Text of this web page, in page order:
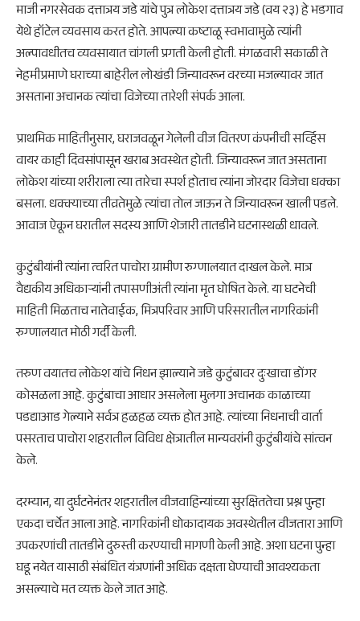
माजी नगरसेवक दत्तात्रय जडे यांचे पुत्र लोकेश दत्तात्रय जडे (वय २३) हे भडगाव
येथे हॉटेल व्यवसाय करत होते. आपल्या कष्टाळू स्वभावामुळे त्यांनी
अल्पावधीतच व्यवसायात चांगली प्रगती केली होती. मंगळवारी सकाळी ते
नेहमीप्रमाणे घराच्या बाहेरील लोखंडी जिन्यावरून वरच्या मजल्यावर जात
असताना अचानक त्यांचा विजेच्या तारेशी संपर्क आला.
प्राथमिक माहितीनुसार, घराजवळून गेलेली वीज वितरण कंपनीची सर्व्हिस
वायर काही दिवसांपासून खराब अवस्थेत होती. जिन्यावरून जात असताना
लोकेश यांच्या शरीराला त्या तारेचा स्पर्श होताच त्यांना जोरदार विजेचा धक्का
बसला. धक्क्याच्या तीव्रतेमुळे त्यांचा तोल जाऊन ते जिन्यावरून खाली पडले.
आवाज ऐकून घरातील सदस्य आणि शेजारी तातडीने घटनास्थळी धावले.
कुटुंबीयांनी त्यांना त्वरित पाचोरा ग्रामीण रुग्णालयात दाखल केले. मात्र
वैद्यकीय अधिकाऱ्यांनी तपासणीअंती त्यांना मृत घोषित केले. या घटनेची
माहिती मिळताच नातेवाईक, मित्रपरिवार आणि परिसरातील नागरिकांनी
रुग्णालयात मोठी गर्दी केली.
तरुण वयातच लोकेश यांचे निधन झाल्याने जडे कुटुंबावर दुःखाचा डोंगर
कोसळला आहे. कुटुंबाचा आधार असलेला मुलगा अचानक काळाच्या
पडद्याआड गेल्याने सर्वत्र हळहळ व्यक्त होत आहे. त्यांच्या निधनाची वार्ता
पसरताच पाचोरा शहरातील विविध क्षेत्रातील मान्यवरांनी कुटुंबीयांचे सांत्वन
केले.
दरम्यान, या दुर्घटनेनंतर शहरातील वीजवाहिन्यांच्या सुरक्षिततेचा प्रश्न पुन्हा
एकदा चर्चेत आला आहे. नागरिकांनी धोकादायक अवस्थेतील वीजतारा आणि
उपकरणांची तातडीने दुरुस्ती करण्याची मागणी केली आहे. अशा घटना पुन्हा
घडू नयेत यासाठी संबंधित यंत्रणांनी अधिक दक्षता घेण्याची आवश्यकता
असल्याचे मत व्यक्त केले जात आहे.